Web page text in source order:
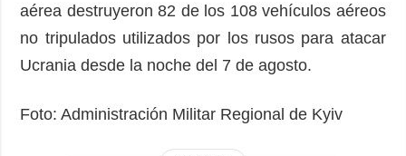
aérea destruyeron 82 de los 108 vehículos aéreos
no tripulados utilizados por los rusos para atacar
Ucrania desde la noche del 7 de agosto.
Foto: Administración Militar Regional de Kyiv